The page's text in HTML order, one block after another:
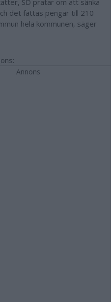
SD pratar om att sänka
det fattas pengar till 210
hela kommunen, säger